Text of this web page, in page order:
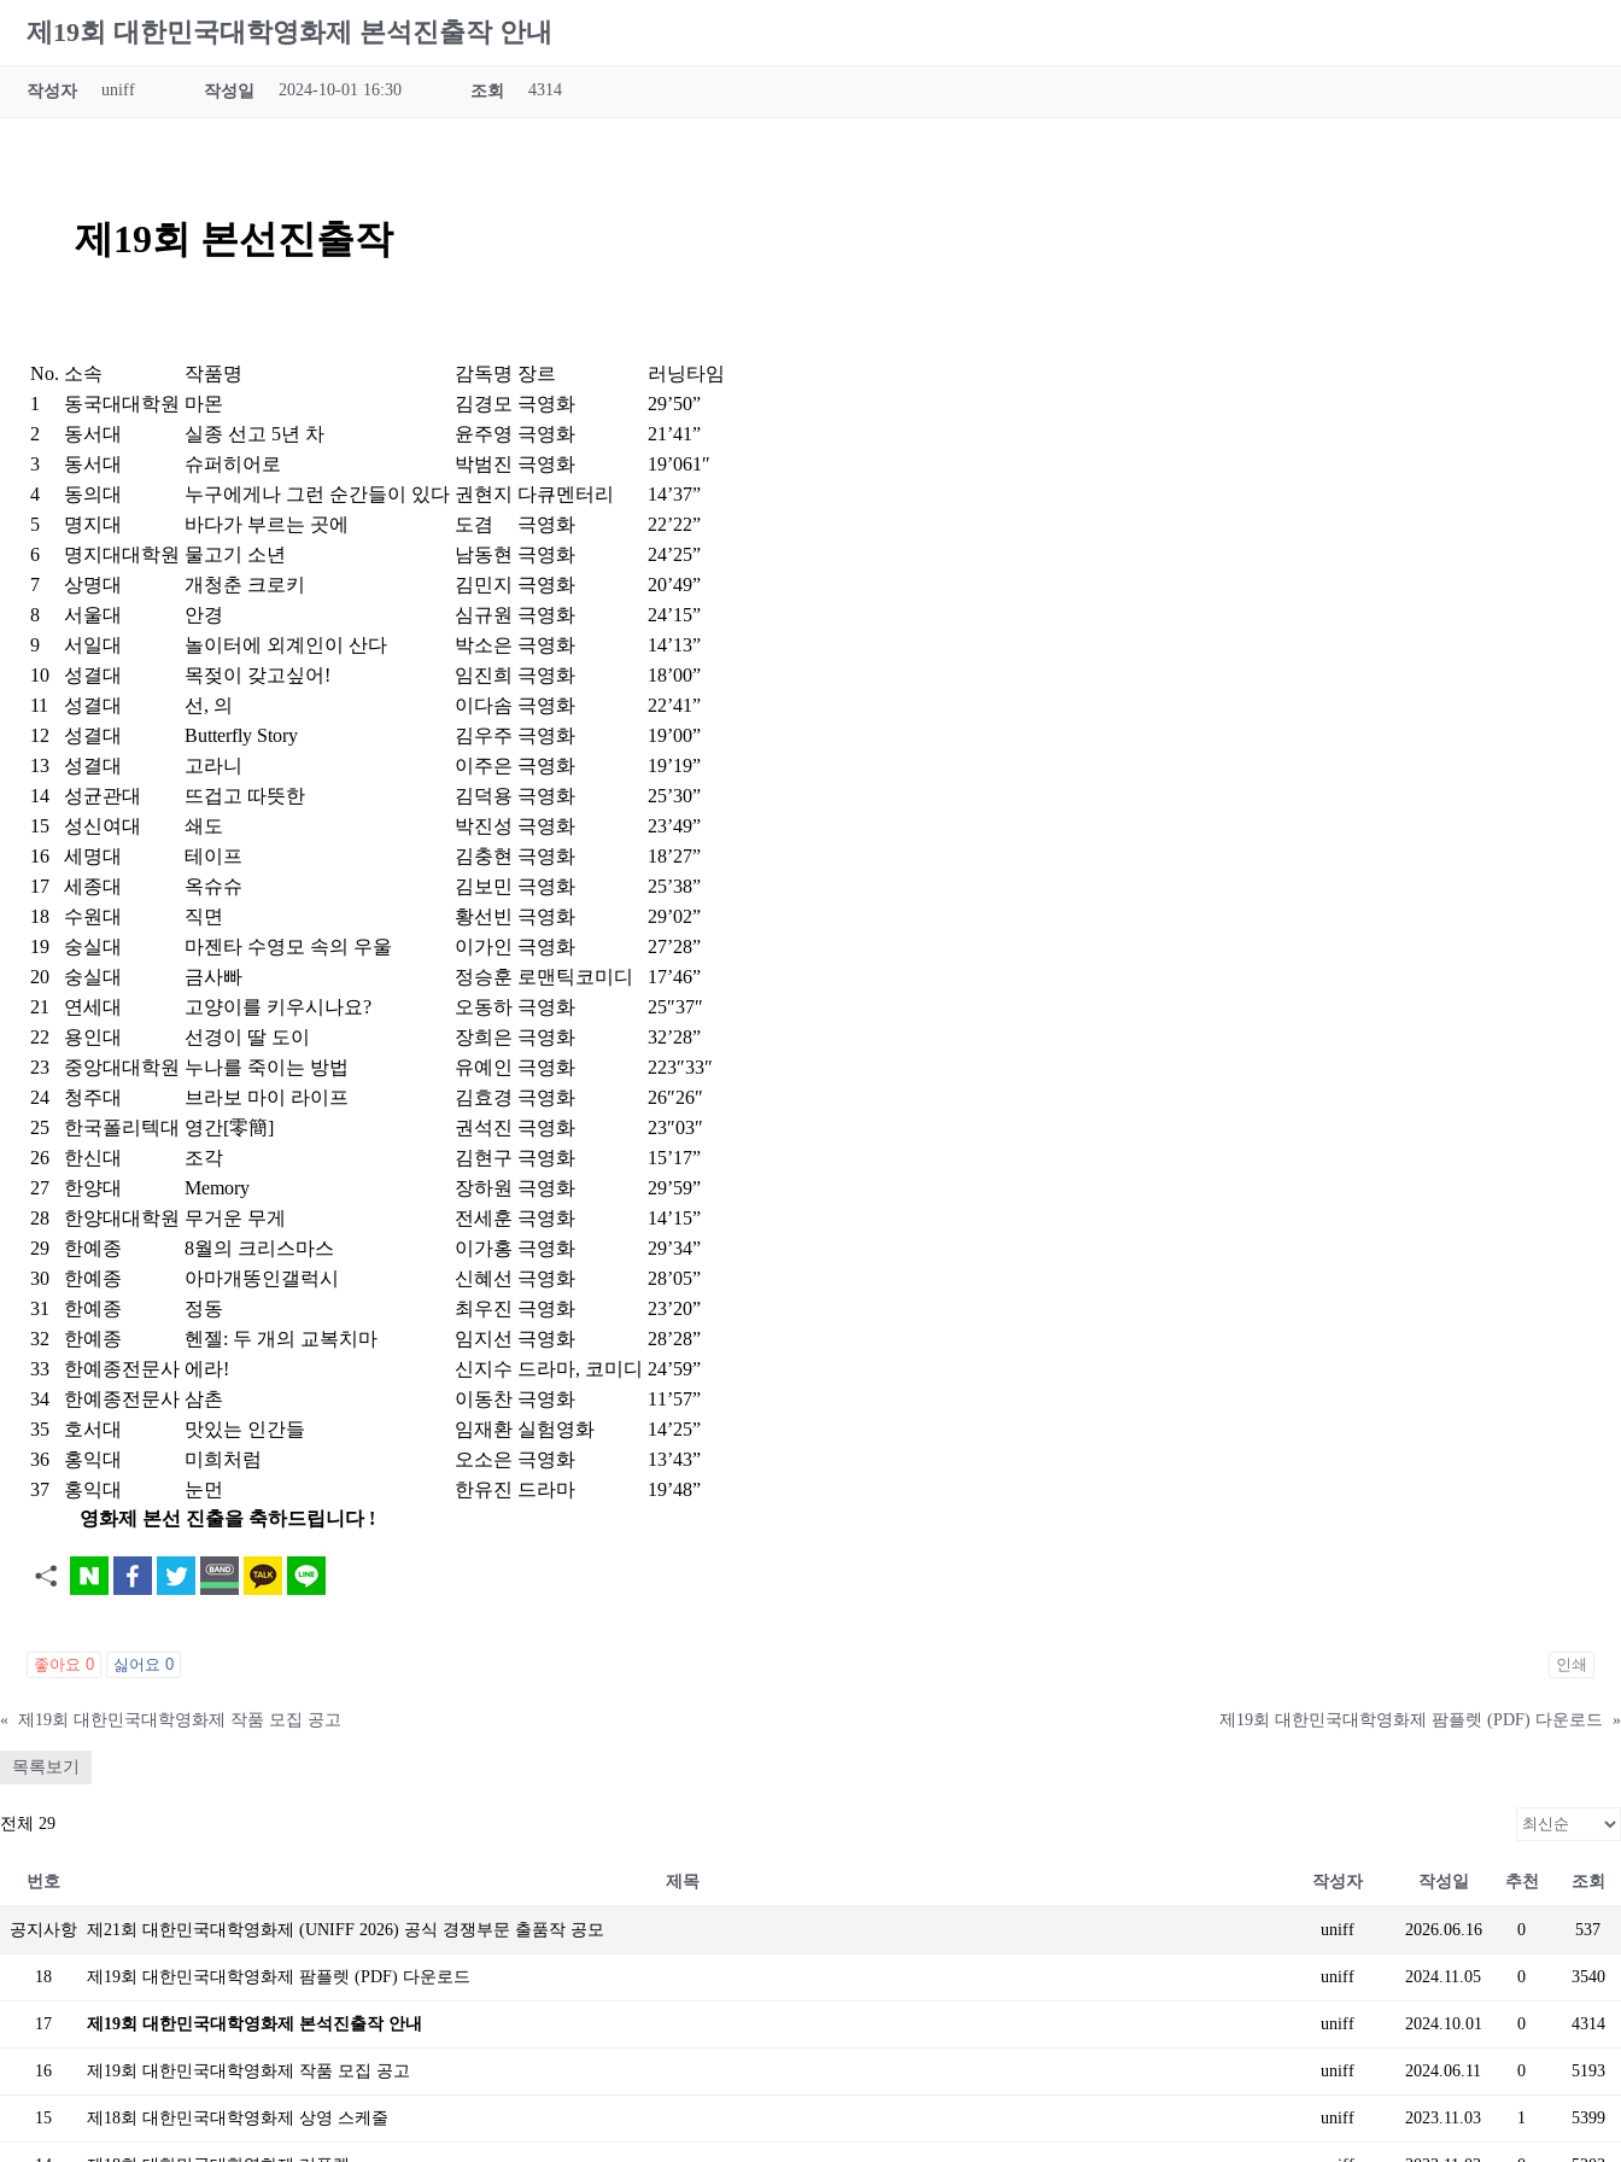
제19회 대한민국대학영화제 본석진출작 안내
작성자 uniff 작성일 2024-10-01 16:30 조회 4314
제19회 본선진출작
No. 소속 작품명 감독명 장르
러닝타임
1
동국대대학원 마몬 김경모 극영화
29’50”
2
동서대 실종 선고 5년 차 윤주영 극영화
21’41”
3
동서대 슈퍼히어로 박범진 극영화
19’061″
4
동의대 누구에게나 그런 순간들이 있다 권현지 다큐멘터리
14’37”
5
명지대 바다가 부르는 곳에 도겸 극영화
22’22”
6
명지대대학원 물고기 소년 남동현 극영화
24’25”
7
상명대 개청춘 크로키 김민지 극영화
20’49”
8
서울대 안경 심규원 극영화
24’15”
9
서일대 놀이터에 외계인이 산다 박소은 극영화
14’13”
10
성결대 목젖이 갖고싶어! 임진희 극영화
18’00”
11
성결대 선, 의 이다솜 극영화
22’41”
12
성결대 Butterfly Story 김우주 극영화
19’00”
13
성결대 고라니 이주은 극영화
19’19”
14
성균관대 뜨겁고 따뜻한 김덕용 극영화
25’30”
15
성신여대 쇄도 박진성 극영화
23’49”
16
세명대 테이프 김충현 극영화
18’27”
17
세종대 옥슈슈 김보민 극영화
25’38”
18
수원대 직면 황선빈 극영화
29’02”
19
숭실대 마젠타 수영모 속의 우울 이가인 극영화
27’28”
20
숭실대 금사빠 정승훈 로맨틱코미디
17’46”
21
연세대 고양이를 키우시나요? 오동하 극영화
25″37″
22
용인대 선경이 딸 도이 장희은 극영화
32’28”
23
중앙대대학원 누나를 죽이는 방법 유예인 극영화
223″33″
24
청주대 브라보 마이 라이프 김효경 극영화
26″26″
25
한국폴리텍대 영간[零簡] 권석진 극영화
23″03″
26
한신대 조각 김현구 극영화
15’17”
27
한양대 Memory 장하원 극영화
29’59”
28
한양대대학원 무거운 무게 전세훈 극영화
14’15”
29
한예종 8월의 크리스마스 이가홍 극영화
29’34”
30
한예종 아마개똥인갤럭시 신혜선 극영화
28’05”
31
한예종 정동 최우진 극영화
23’20”
32
한예종 헨젤: 두 개의 교복치마 임지선 극영화
28’28”
33
한예종전문사 에라! 신지수 드라마, 코미디 24’59”
34
한예종전문사 삼촌 이동찬 극영화
11’57”
35
호서대 맛있는 인간들 임재환 실험영화
14’25”
36
홍익대 미희처럼 오소은 극영화
13’43”
37
홍익대 눈먼 한유진 드라마
19’48”
영화제 본선 진출을 축하드립니다 !
좋아요 0 싫어요 0 인쇄
« 제19회 대한민국대학영화제 작품 모집 공고 제19회 대한민국대학영화제 팜플렛 (PDF) 다운로드 »
목록보기
전체 29
번호 제목 작성자 작성일 추천 조회
공지사항 제21회 대한민국대학영화제 (UNIFF 2026) 공식 경쟁부문 출품작 공모 uniff 2026.06.16 0 537
18 제19회 대한민국대학영화제 팜플렛 (PDF) 다운로드 uniff 2024.11.05 0 3540
17 제19회 대한민국대학영화제 본석진출작 안내 uniff 2024.10.01 0 4314
16 제19회 대한민국대학영화제 작품 모집 공고 uniff 2024.06.11 0 5193
15 제18회 대한민국대학영화제 상영 스케줄 uniff 2023.11.03 1 5399